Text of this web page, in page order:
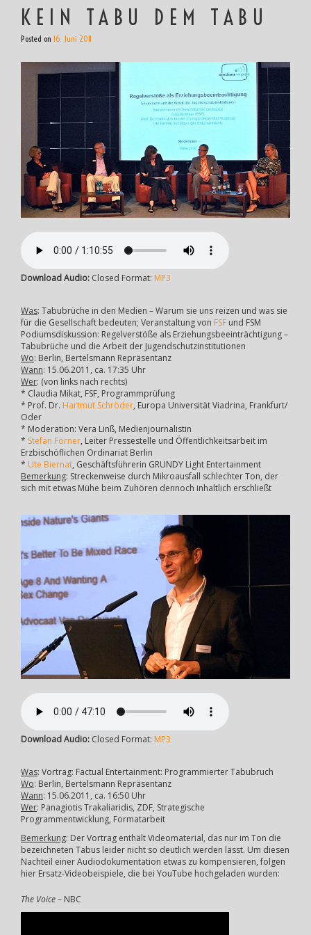
KEIN TABU DEM TABU
Posted on 16. Juni 2011
Download Audio: Closed Format: MP3
Was: Tabubrüche in den Medien – Warum sie uns reizen und was sie
für die Gesellschaft bedeuten; Veranstaltung von FSF und FSM
Podiumsdiskussion: Regelverstöße als Erziehungsbeeinträchtigung –
Tabubrüche und die Arbeit der Jugendschutzinstitutionen
Wo: Berlin, Bertelsmann Repräsentanz
Wann: 15.06.2011, ca. 17:35 Uhr
Wer: (von links nach rechts)
* Claudia Mikat, FSF, Programmprüfung
* Prof. Dr. Hartmut Schröder, Europa Universität Viadrina, Frankfurt/
Oder
* Moderation: Vera Linß, Medienjournalistin
* Stefan Förner, Leiter Pressestelle und Öffentlichkeitsarbeit im
Erzbischöflichen Ordinariat Berlin
* Ute Biernat, Geschäftsführerin GRUNDY Light Entertainment
Bemerkung: Streckenweise durch Mikroausfall schlechter Ton, der
sich mit etwas Mühe beim Zuhören dennoch inhaltlich erschließt
Download Audio: Closed Format: MP3
Was: Vortrag: Factual Entertainment: Programmierter Tabubruch
Wo: Berlin, Bertelsmann Repräsentanz
Wann: 15.06.2011, ca. 16:50 Uhr
Wer: Panagiotis Trakaliaridis, ZDF, Strategische
Programmentwicklung, Formatarbeit
Bemerkung: Der Vortrag enthält Videomaterial, das nur im Ton die
bezeichneten Tabus leider nicht so deutlich werden lässt. Um diesen
Nachteil einer Audiodokumentation etwas zu kompensieren, folgen
hier Ersatz-Videobeispiele, die bei YouTube hochgeladen wurden:
The Voice– NBC